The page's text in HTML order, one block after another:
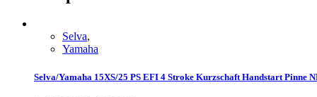
Selva,
Yamaha
Selva/Yamaha 15XS/25 PS EFI 4 Stroke Kurzschaft Handstart Pinne